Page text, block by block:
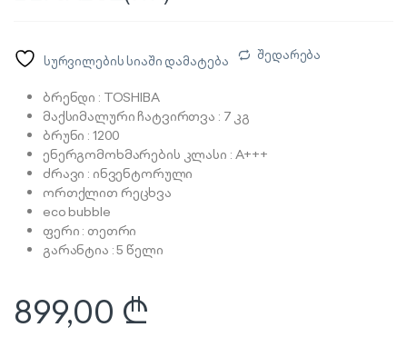
სურვილების სიაში დამატება შედარება
ბრენდი : TOSHIBA
მაქსიმალური ჩატვირთვა : 7 კგ
ბრუნი : 1200
ენერგომოხმარების კლასი : A+++
ძრავი : ინვენტორული
ორთქლით რეცხვა
eco bubble
ფერი : თეთრი
გარანტია : 5 წელი
899,00 ₾